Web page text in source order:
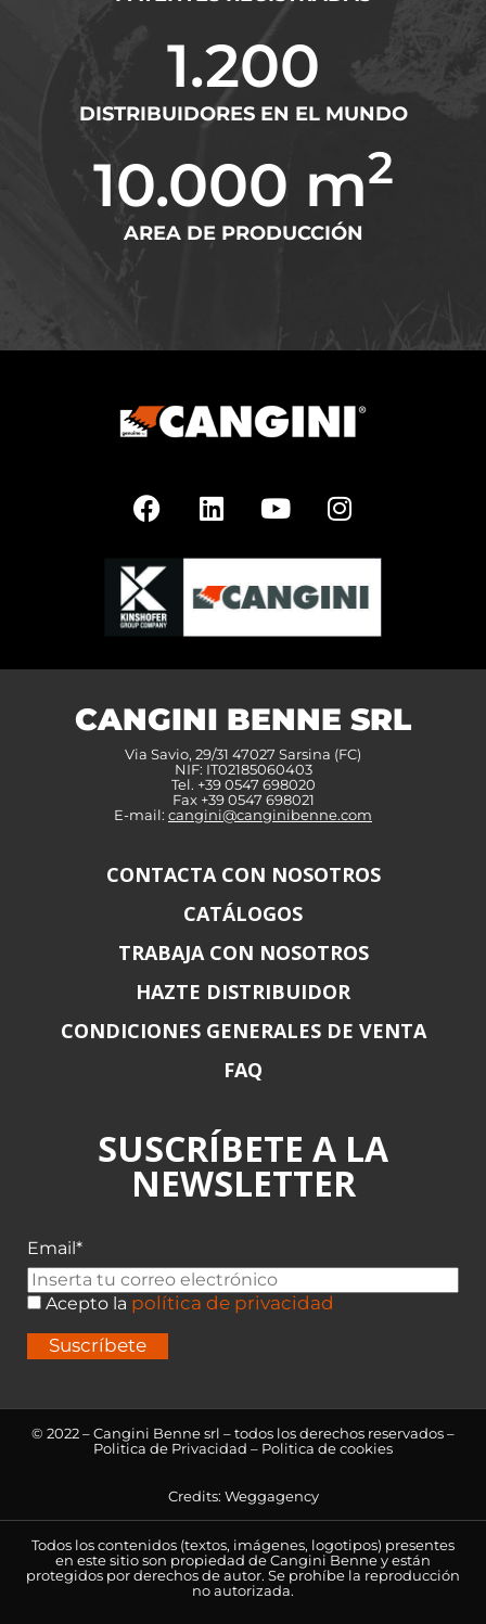
DISTRIBUIDORES EN EL MUNDO
1.200
AREA DE PRODUCCIÓN
10.000 m2
CANGINI BENNE SRL
Via Savio, 29/31 47027 Sarsina (FC)
NIF: IT02185060403
Tel. +39 0547 698020
Fax +39 0547 698021
E-mail: cangini@canginibenne.com
CONTACTA CON NOSOTROS
CATÁLOGOS
TRABAJA CON NOSOTROS
HAZTE DISTRIBUIDOR
CONDICIONES GENERALES DE VENTA
FAQ
SUSCRÍBETE A LA
NEWSLETTER
Email*
Acepto la política de privacidad
Suscríbete
© 2022 – Cangini Benne srl – todos los derechos reservados –
Politica de Privacidad – Politica de cookies
Credits: Weggagency
Todos los contenidos (textos, imágenes, logotipos) presentes
en este sitio son propiedad de Cangini Benne y están
protegidos por derechos de autor. Se prohíbe la reproducción
no autorizada.